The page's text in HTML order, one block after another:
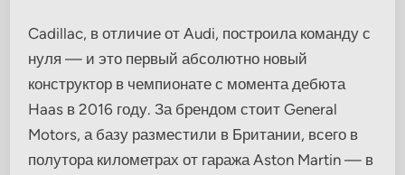
Cadillac, в отличие от Audi, построила команду с
нуля — и это первый абсолютно новый
конструктор в чемпионате с момента дебюта
Haas в 2016 году. За брендом стоит General
Motors, а базу разместили в Британии, всего в
полутора километрах от гаража Aston Martin — в